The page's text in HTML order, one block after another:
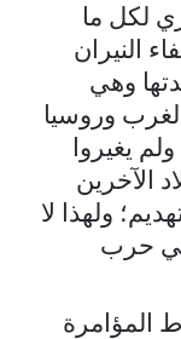
لكل ما
النيران
وهي
وروسيا
يغيروا
الآخرين
ولهذا لا
هي حرب
المؤامرة